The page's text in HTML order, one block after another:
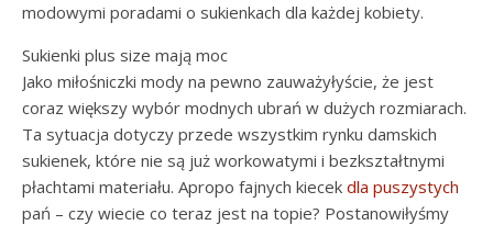
modowymi poradami o sukienkach dla każdej kobiety.
Sukienki plus size mają moc
Jako miłośniczki mody na pewno zauważyłyście, że jest
coraz większy wybór modnych ubrań w dużych rozmiarach.
Ta sytuacja dotyczy przede wszystkim rynku damskich
sukienek, które nie są już workowatymi i bezkształtnymi
płachtami materiału. Apropo fajnych kiecek dla puszystych
pań – czy wiecie co teraz jest na topie? Postanowiłyśmy